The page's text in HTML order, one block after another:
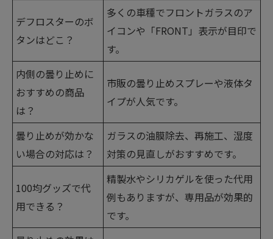
デフロスターのボ
タンはどこ？
多くの車種でフロントガラスのア
イコンや「FRONT」表示が目印で
す。
内側の曇り止めに
おすすめの商品
は？
市販の曇り止めスプレーや液体タ
イプが人気です。
曇り止めが効かな
い場合の対応は？
ガラスの油膜除去、再施工、湿度
対策の見直しがおすすめです。
100均グッズで代
用できる？
精製水やシリカゲルを使った代用
例もありますが、専用品が効果的
です。